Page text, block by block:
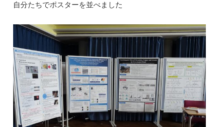
自分たちでポスターを並べました